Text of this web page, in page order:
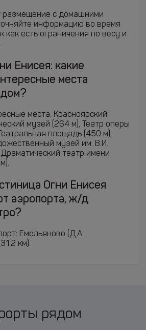
размещение с домашними
информацию во время
как есть ограничения по весу и
Енисея: какие
места
места: Красноярский
музей (264 м), Театр оперы
площадь (450 м),
музей им. В.И.
театр имени
Огни Енисея
аэропорта, ж/д
Емельяново (Д.А.
км).
рядом